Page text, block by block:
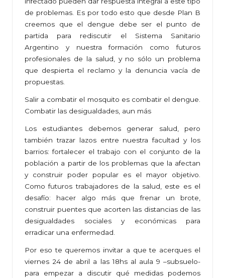
de problemas. Es por todo esto que desde Plan B
creemos que el dengue debe ser el punto de
partida para rediscutir el Sistema Sanitario
Argentino y nuestra formación como futuros
profesionales de la salud, y no sólo un problema
que despierta el reclamo y la denuncia vacía de
propuestas.
Salir a combatir el mosquito es combatir el dengue.
Combatir las desigualdades, aun más
Los estudiantes debemos generar salud, pero
también trazar lazos entre nuestra facultad y los
barrios: fortalecer el trabajo con el conjunto de la
población a partir de los problemas que la afectan
y construir poder popular es el mayor objetivo.
Como futuros trabajadores de la salud, este es el
desafío: hacer algo más que frenar un brote,
construir puentes que acorten las distancias de las
desigualdades sociales y económicas para
erradicar una enfermedad.
Por eso te queremos invitar a que te acerques el
viernes 24 de abril a las 18hs al aula 9 –subsuelo-
para empezar a discutir qué medidas podemos